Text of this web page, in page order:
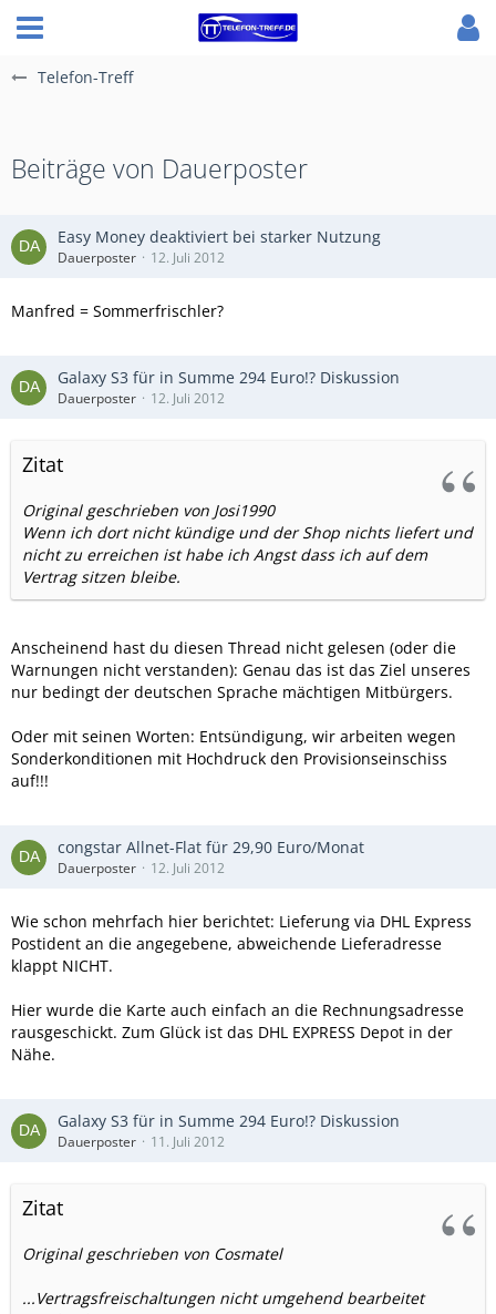
Telefon-Treff
Beiträge von Dauerposter
Easy Money deaktiviert bei starker Nutzung
Dauerposter 12. Juli 2012
Manfred = Sommerfrischler?
Galaxy S3 für in Summe 294 Euro!? Diskussion
Dauerposter 12. Juli 2012
Zitat
Original geschrieben von Josi1990
Wenn ich dort nicht kündige und der Shop nichts liefert und
nicht zu erreichen ist habe ich Angst dass ich auf dem
Vertrag sitzen bleibe.
Anscheinend hast du diesen Thread nicht gelesen (oder die
Warnungen nicht verstanden): Genau das ist das Ziel unseres
nur bedingt der deutschen Sprache mächtigen Mitbürgers.
Oder mit seinen Worten: Entsündigung, wir arbeiten wegen
Sonderkonditionen mit Hochdruck den Provisionseinschiss
auf!!!
congstar Allnet-Flat für 29,90 Euro/Monat
Dauerposter 12. Juli 2012
Wie schon mehrfach hier berichtet: Lieferung via DHL Express
Postident an die angegebene, abweichende Lieferadresse
klappt NICHT.
Hier wurde die Karte auch einfach an die Rechnungsadresse
rausgeschickt. Zum Glück ist das DHL EXPRESS Depot in der
Nähe.
Galaxy S3 für in Summe 294 Euro!? Diskussion
Dauerposter 11. Juli 2012
Zitat
Original geschrieben von Cosmatel
...Vertragsfreischaltungen nicht umgehend bearbeitet